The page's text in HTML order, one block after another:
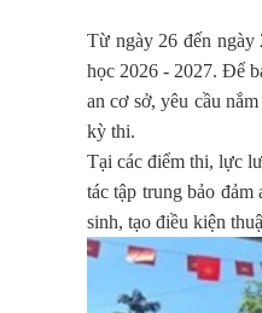
Từ ngày 26 đến ngày
học 2026 - 2027. Để
an cơ sở, yêu cầu
kỳ thi.
Tại các điểm thi, lực
tác tập trung bảo
sinh, tạo điều kiện